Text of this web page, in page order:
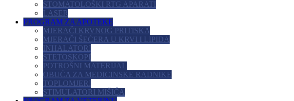
STOMATOLOŠKI RTG APARATI
LASER
PROGRAM ZA APOTEKE
MJERAČI KRVNOG PRITISKA
MJERAČI ŠEĆERA U KRVI I LIPIDA
INHALATORI
STETOSKOPI
POTROŠNI MATERIJAL
OBUĆA ZA MEDICINSKE RADNIKE
TOPLOMJERI
STIMULATORI MIŠIĆA